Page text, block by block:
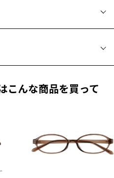
追加済です。
メガネのズレを軽減。ラバーの外
・アイコンを使用。オトナでも日
、目元をキュートに彩ります。
ーブカラー。
ックなネイビー。
リジナルケース&メガネ拭き付き
計料金を知りたい方へ
品質保証
合、保証期間は初期の期間から
交換券」をお選びのうえ、
をお買い求めください。
は「レンズ交換券」はお選び
方へ＞
こんな商品を買って